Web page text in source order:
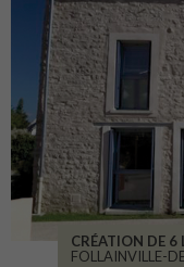
CRÉATION DE 6
FOLLAINVILLE-